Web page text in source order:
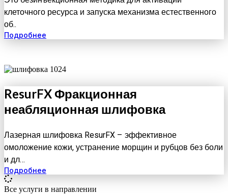
клеточного ресурса и запуска механизма естественного
об..
Подробнее
ResurFX Фракционная
неабляционная шлифовка
Лазерная шлифовка ResurFX – эффективное
омоложение кожи, устранение морщин и рубцов без боли
и дл…
Подробнее
Все услуги в направлении